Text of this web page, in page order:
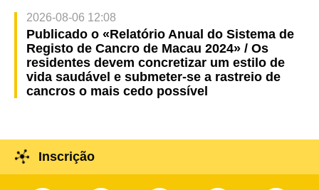
2026-08-06 12:08
Publicado o «Relatório Anual do Sistema de
Registo de Cancro de Macau 2024» / Os
residentes devem concretizar um estilo de
vida saudável e submeter-se a rastreio de
cancros o mais cedo possível
Inscrição